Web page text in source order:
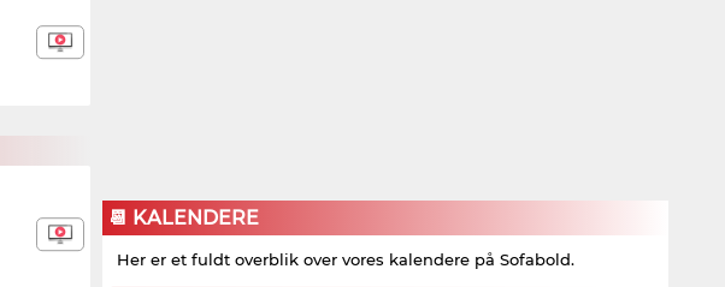
📆 KALENDERE
Her er et fuldt overblik over vores kalendere på Sofabold.